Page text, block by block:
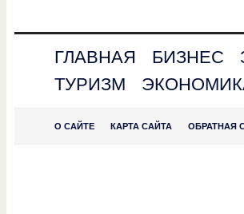
ГЛАВНАЯ БИЗНЕС
ТУРИЗМ
О САЙТЕ КАРТА САЙТА ОБРАТНАЯ